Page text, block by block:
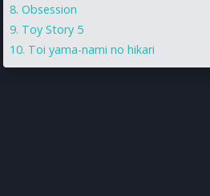
Obsession
Toy Story 5
Toi yama-nami no hikari